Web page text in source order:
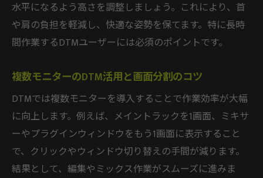
水平になるよう高さを調整しましょう。これにより、首
や肩の負担を軽減し、快適な姿勢を保てます。特に長時
間作業するDTMユーザーには必須のポイントです。
複数モニターのDTM活用と画面分割のコツ
DTMでは複数モニターを導入することで作業効率が大幅
に向上します。例えば、メイントラックを1画面、ミキサ
ーやプラグインウィンドウをもう1画面に表示すること
で、クリックやウィンドウ切り替えの手間が減ります。
結果として、編集やミックス作業がスムーズに進みま